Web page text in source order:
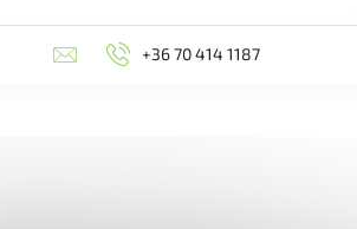
BLOG MÉHÉSZETI
+36 70 414 1187